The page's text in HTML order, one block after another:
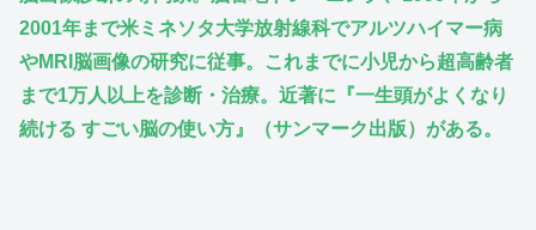
2001年まで米ミネソタ大学放射線科でアルツハイマー病
やMRI脳画像の研究に従事。これまでに小児から超高齢者
まで1万人以上を診断・治療。近著に『一生頭がよくなり
続ける すごい脳の使い方』（サンマーク出版）がある。